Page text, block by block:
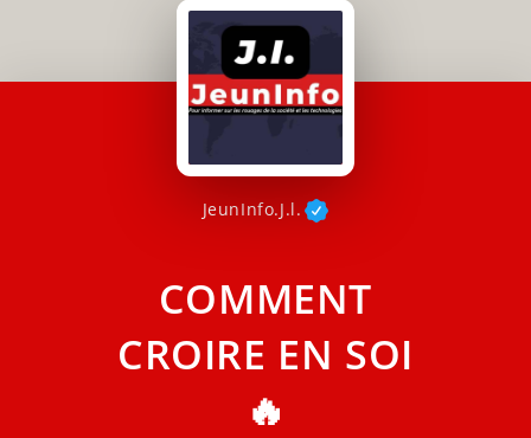
JeunInfo.J.l.
COMMENT
CROIRE EN SOI
🔥